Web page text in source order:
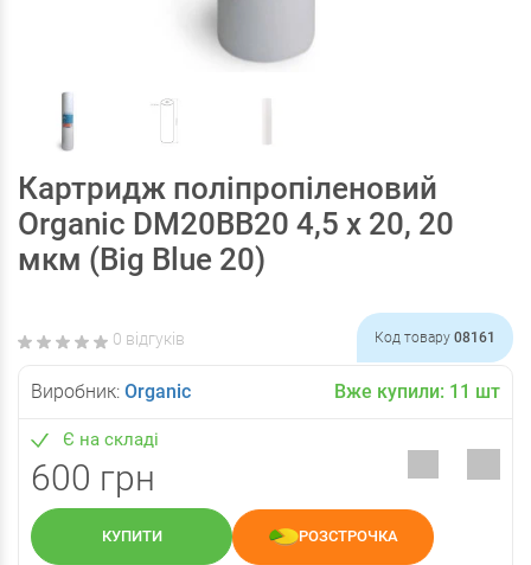
Картридж поліпропіленовий
Organic DM20ВВ20 4,5 x 20, 20
мкм (Big Blue 20)
0 відгуків Код товару 08161
Виробник: Organic Вже купили: 11 шт
Є на складі
600 грн
КУПИТИ РОЗСТРОЧКА